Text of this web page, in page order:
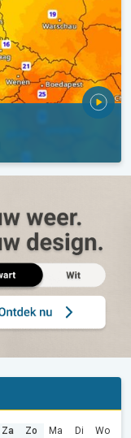
Za Zo Ma Di Wo